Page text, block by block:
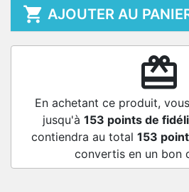
 AJOUTER AU
redeem
En achetant ce produit,
jusqu'à 153 points de
contiendra au total 153
convertis en un bon